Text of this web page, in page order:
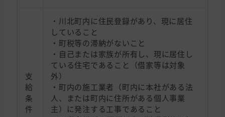
支
給
条
件
・川北町内に住民登録があり、現に居住
していること
・町税等の滞納がないこと
・自己または家族が所有し、現に居住し
ている住宅であること（借家等は対象
外）
・町内の施工業者（町内に本社がある法
人、または町内に住所がある個人事業
主）に発注する工事であること